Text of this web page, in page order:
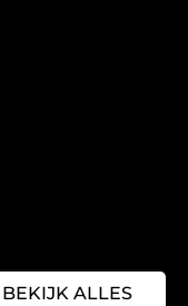
BEKIJK ALLES